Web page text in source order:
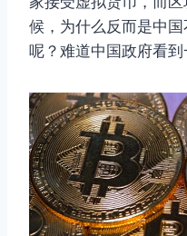
候，为什么反而是中
呢？难道中国政府看